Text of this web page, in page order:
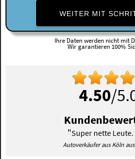
WEITER MIT
Ihre Daten werden nicht mit
Wir garantieren 100%
4.50/
"Super nette Leute.
Autoverkäufer aus Köln